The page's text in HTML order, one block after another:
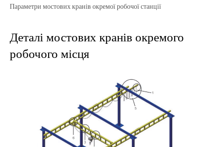
Параметри мостових кранів окремої робочої станції
Деталі мостових кранів окремого
робочого місця